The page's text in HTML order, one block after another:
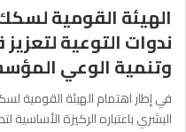
الهيئة القومية
ندوات التوعية
وتنمية الوعي
في إطار اهتمام الهيئة القومية
البشري باعتباره الركيزة